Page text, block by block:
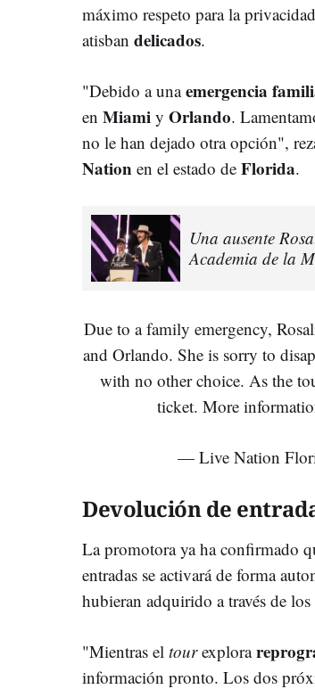
máximo respeto para la
atisban delicados.
"Debido a unaemergencia
en Miami y Orlando.
no le han dejado otra opción",
Nation en el estado de Florida.
Una ausente
Academia de la
Due to a family emergency,
and Orlando. She is sorry to
with no other choice. As the
ticket. More
— Live Nation
Devolución de
La promotora ya ha confirmado
entradas se activará de forma
hubieran adquirido a través de los
"Mientras el tourexplora
información pronto. Los dos